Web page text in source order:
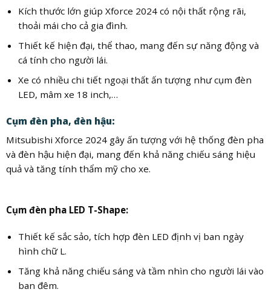
Kích thước lớn giúp Xforce 2024 có nội thất rộng rãi,
thoải mái cho cả gia đình.
Thiết kế hiện đại, thể thao, mang đến sự năng động và
cá tính cho người lái.
Xe có nhiều chi tiết ngoại thất ấn tượng như cụm đèn
LED, mâm xe 18 inch,…
Cụm đèn pha, đèn hậu:
Mitsubishi Xforce 2024 gây ấn tượng với hệ thống đèn pha
và đèn hậu hiện đại, mang đến khả năng chiếu sáng hiệu
quả và tăng tính thẩm mỹ cho xe.
Cụm đèn pha LED T-Shape:
Thiết kế sắc sảo, tích hợp đèn LED định vị ban ngày
hình chữ L.
Tăng khả năng chiếu sáng và tầm nhìn cho người lái vào
ban đêm.